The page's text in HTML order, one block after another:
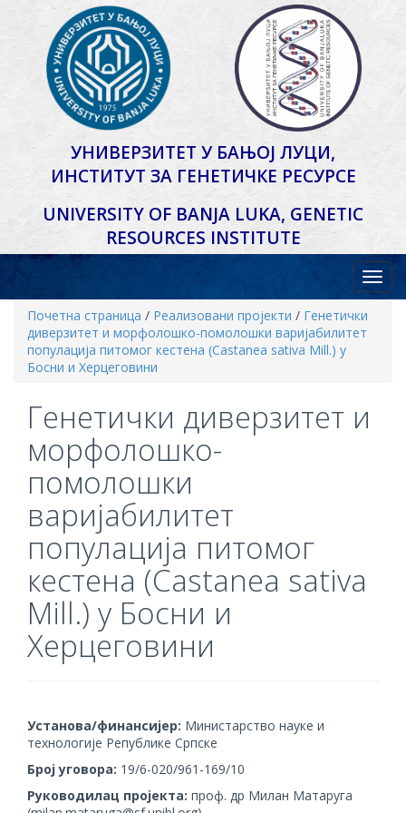
УНИВЕРЗИТЕТ У БАЊОЈ ЛУЦИ,
ИНСТИТУТ ЗА ГЕНЕТИЧКЕ РЕСУРСЕ
UNIVERSITY OF BANJA LUKA, GENETIC
RESOURCES INSTITUTE
Почетна страница / Реализовани пројекти / Генетички
диверзитет и морфолошко-помолошки варијабилитет
популација питомог кестена (Castanea sativa Mill.) у
Босни и Херцеговини
Генетички диверзитет и
морфолошко-
помолошки
варијабилитет
популација питомог
кестена (Castanea sativa
Mill.) у Босни и
Херцеговини
Установа/финансијер: Министарство науке и
технологије Републике Српске
Број уговора: 19/6-020/961-169/10
Руководилац пројекта: проф. др Милан Матаруга